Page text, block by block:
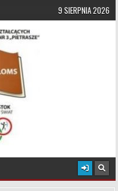
9 SIERPNIA 2026